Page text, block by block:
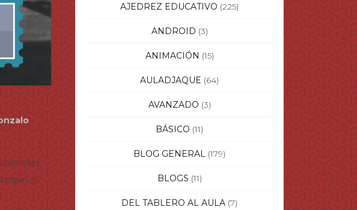
el
AJEDREZ EDUCATIVO (225)
ANDROID (3)
ANIMACIÓN (15)
AULADJAQUE (64)
AVANZADO (3)
BÁSICO (11)
BLOG GENERAL (179)
BLOGS (11)
DEL TABLERO AL AULA (7)